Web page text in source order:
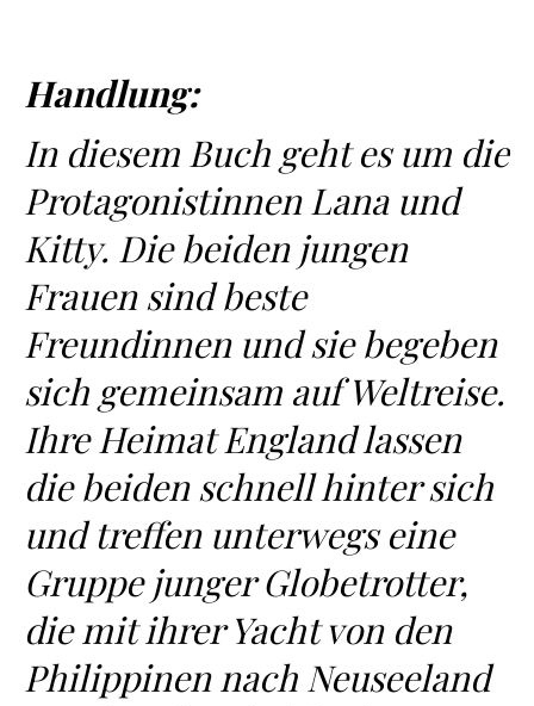
Handlung:
In diesem Buch geht es um die
Protagonistinnen Lana und
Kitty. Die beiden jungen
Frauen sind beste
Freundinnen und sie begeben
sich gemeinsam auf Weltreise.
Ihre Heimat England lassen
die beiden schnell hinter sich
und treffen unterwegs eine
Gruppe junger Globetrotter,
die mit ihrer Yacht von den
Philippinen nach Neuseeland